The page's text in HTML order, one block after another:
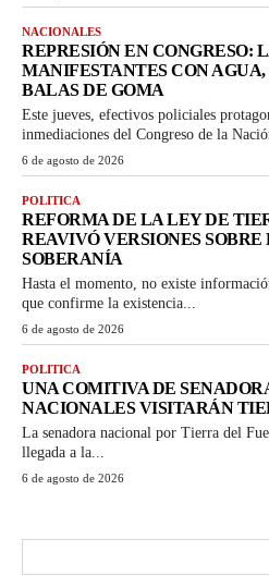
NACIONALES
REPRESIÓN EN CONGRESO:
MANIFESTANTES CON
BALAS DE GOMA
Este jueves, efectivos policiales
inmediaciones del Congreso de la
6 de agosto de 2026
POLITICA
REFORMA DE LA LEY DE
REAVIVÓ VERSIONES
SOBERANÍA
Hasta el momento, no existe
que confirme la existencia...
6 de agosto de 2026
POLITICA
UNA COMITIVA DE
NACIONALES VISITARÁN
La senadora nacional por Tierra del
llegada a la...
6 de agosto de 2026